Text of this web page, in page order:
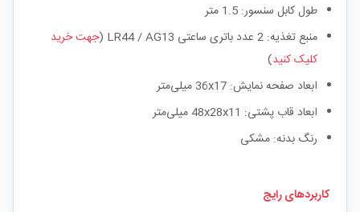
طول کابل سنسور: 1.5 متر
منبع تغذیه: 2 عدد باتری ساعتی LR44 / AG13 (
جهت خرید
کلیک کنید)
ابعاد صفحه نمایش: 36x17 میلی‌متر
ابعاد قاب پشتی: 48x28x11 میلی‌متر
رنگ بدنه: مشکی
کاربردهای رایج